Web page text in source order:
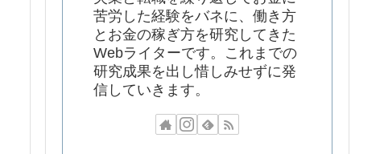
苦労した経験をバネに、働き方
とお金の稼ぎ方を研究してきた
Webライターです。これまでの
研究成果を出し惜しみせずに発
信していきます。